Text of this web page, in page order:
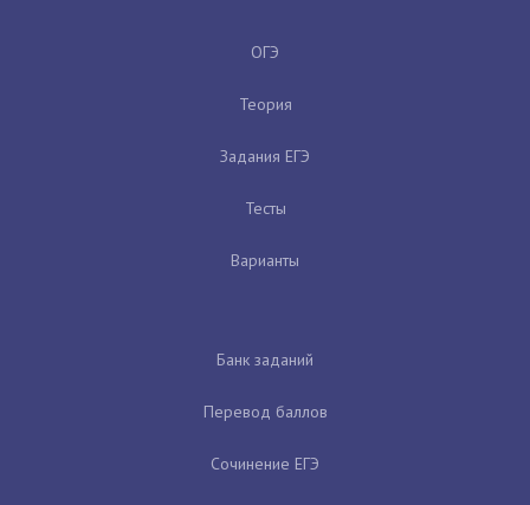
ОГЭ
Теория
Задания ЕГЭ
Тесты
Варианты
Банк заданий
Перевод баллов
Сочинение ЕГЭ